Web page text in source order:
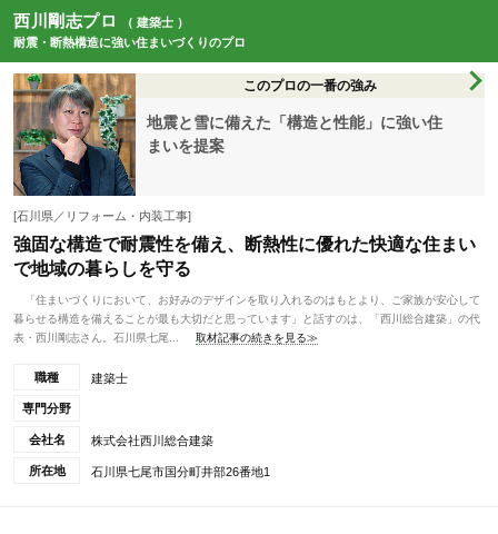
西川剛志プロ
（ 建築士 ）
耐震・断熱構造に強い住まいづくりのプロ
このプロの一番の強み
地震と雪に備えた「構造と性能」に強い住
まいを提案
[石川県／リフォーム・内装工事]
強固な構造で耐震性を備え、断熱性に優れた快適な住まい
で地域の暮らしを守る
「住まいづくりにおいて、お好みのデザインを取り入れるのはもとより、ご家族が安心して
暮らせる構造を備えることが最も大切だと思っています」と話すのは、「西川総合建築」の代
表・西川剛志さん。石川県七尾...
取材記事の続きを見る≫
職種 建築士
専門分野
会社名 株式会社西川総合建築
所在地 石川県七尾市国分町井部26番地1